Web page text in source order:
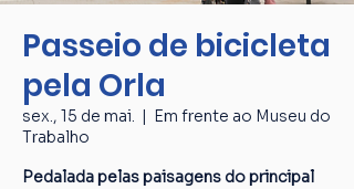
Passeio de bicicleta
pela Orla
sex., 15 de mai.
  |
Em frente ao Museu do
Trabalho
Pedalada pelas paisagens do principal